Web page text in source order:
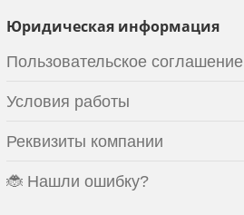
Юридическая информация
Пользовательское соглашение
Условия работы
Реквизиты компании
🐞 Нашли ошибку?